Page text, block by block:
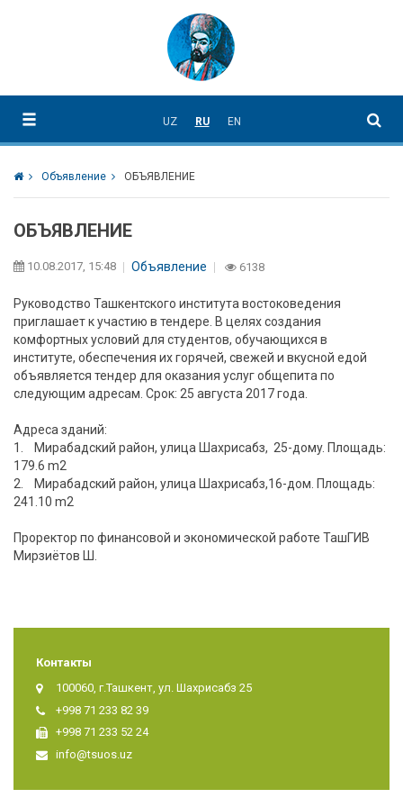
UZ RU EN
Объявление ОБЪЯВЛЕНИЕ
ОБЪЯВЛЕНИЕ
10.08.2017, 15:48 Объявление 6138
Руководство Ташкентского института востоковедения
приглашает к участию в тендере. В целях создания
комфортных условий для студентов, обучающихся в
институте, обеспечения их горячей, свежей и вкусной едой
объявляется тендер для оказания услуг общепита по
следующим адресам. Срок: 25 августа 2017 года.
Адреса зданий:
1. Мирабадский район, улица Шахрисабз, 25-домy. Площадь:
179.6 m2
2. Мирабадский район, улица Шахрисабз,16-дом. Площадь:
241.10 m2
Проректор по финансовой и экономической работе ТашГИВ
Мирзиётов Ш.
Контакты
100060, г.Ташкент, ул. Шахрисабз 25
+998 71 233 82 39
+998 71 233 52 24
info@tsuos.uz